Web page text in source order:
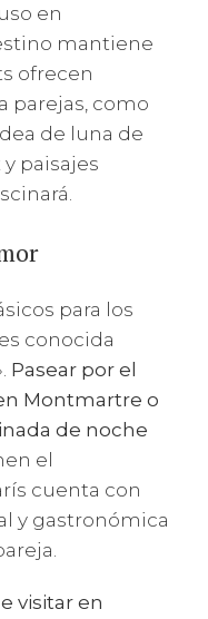
en
mantiene
ofrecen
parejas, como
de luna de
paisajes
para los
conocida
Pasear por el
Montmartre o
de noche
el
cuenta con
y gastronómica
visitar en